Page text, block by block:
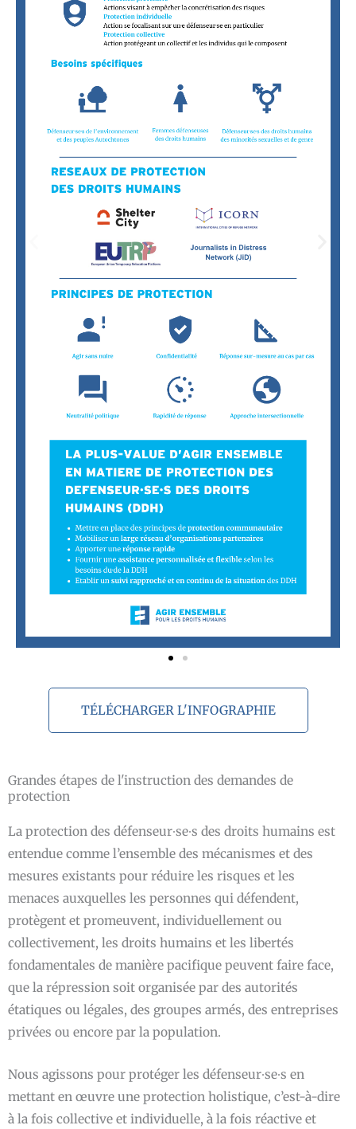
TÉLÉCHARGER L'INFOGRAPHIE
Grandes étapes de l'instruction des demandes de
protection
La protection des défenseur∙se∙s des droits humains est
entendue comme l’ensemble des mécanismes et des
mesures existants pour réduire les risques et les
menaces auxquelles les personnes qui défendent,
protègent et promeuvent, individuellement ou
collectivement, les droits humains et les libertés
fondamentales de manière pacifique peuvent faire face,
que la répression soit organisée par des autorités
étatiques ou légales, des groupes armés, des entreprises
privées ou encore par la population.
Nous agissons pour protéger les défenseur∙se∙s en
mettant en œuvre une protection holistique, c’est-à-dire
à la fois collective et individuelle, à la fois réactive et